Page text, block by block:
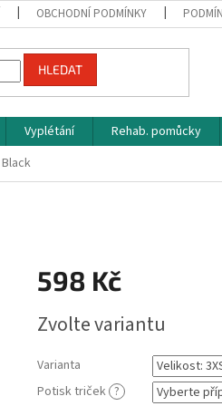
OBCHODNÍ PODMÍNKY
HLEDAT
Vyplétání Rehab. pomůcky
598 Kč
cena:
Zvolte variantu
Varianta
Potisk triček ?